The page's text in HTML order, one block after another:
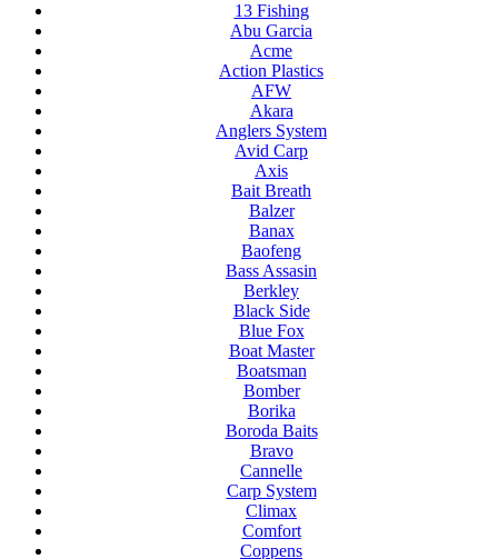
13 Fishing
Abu Garcia
Acme
Action Plastics
AFW
Akara
Anglers System
Avid Carp
Axis
Bait Breath
Balzer
Banax
Baofeng
Bass Assasin
Berkley
Black Side
Blue Fox
Boat Master
Boatsman
Bomber
Borika
Boroda Baits
Bravo
Cannelle
Carp System
Climax
Comfort
Coppens